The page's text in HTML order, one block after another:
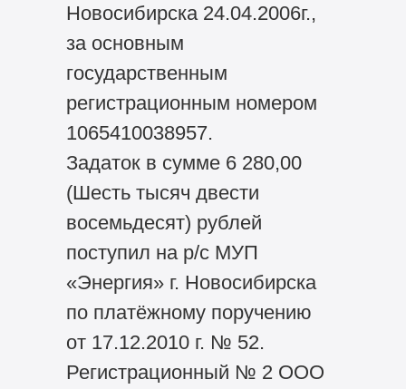
Новосибирска 24.04.2006г.,
за основным
государственным
регистрационным номером
1065410038957.
Задаток в сумме 6 280,00
(Шесть тысяч двести
восемьдесят) рублей
поступил на р/с МУП
«Энергия» г. Новосибирска
по платёжному поручению
от 17.12.2010 г. № 52.
Регистрационный № 2 ООО